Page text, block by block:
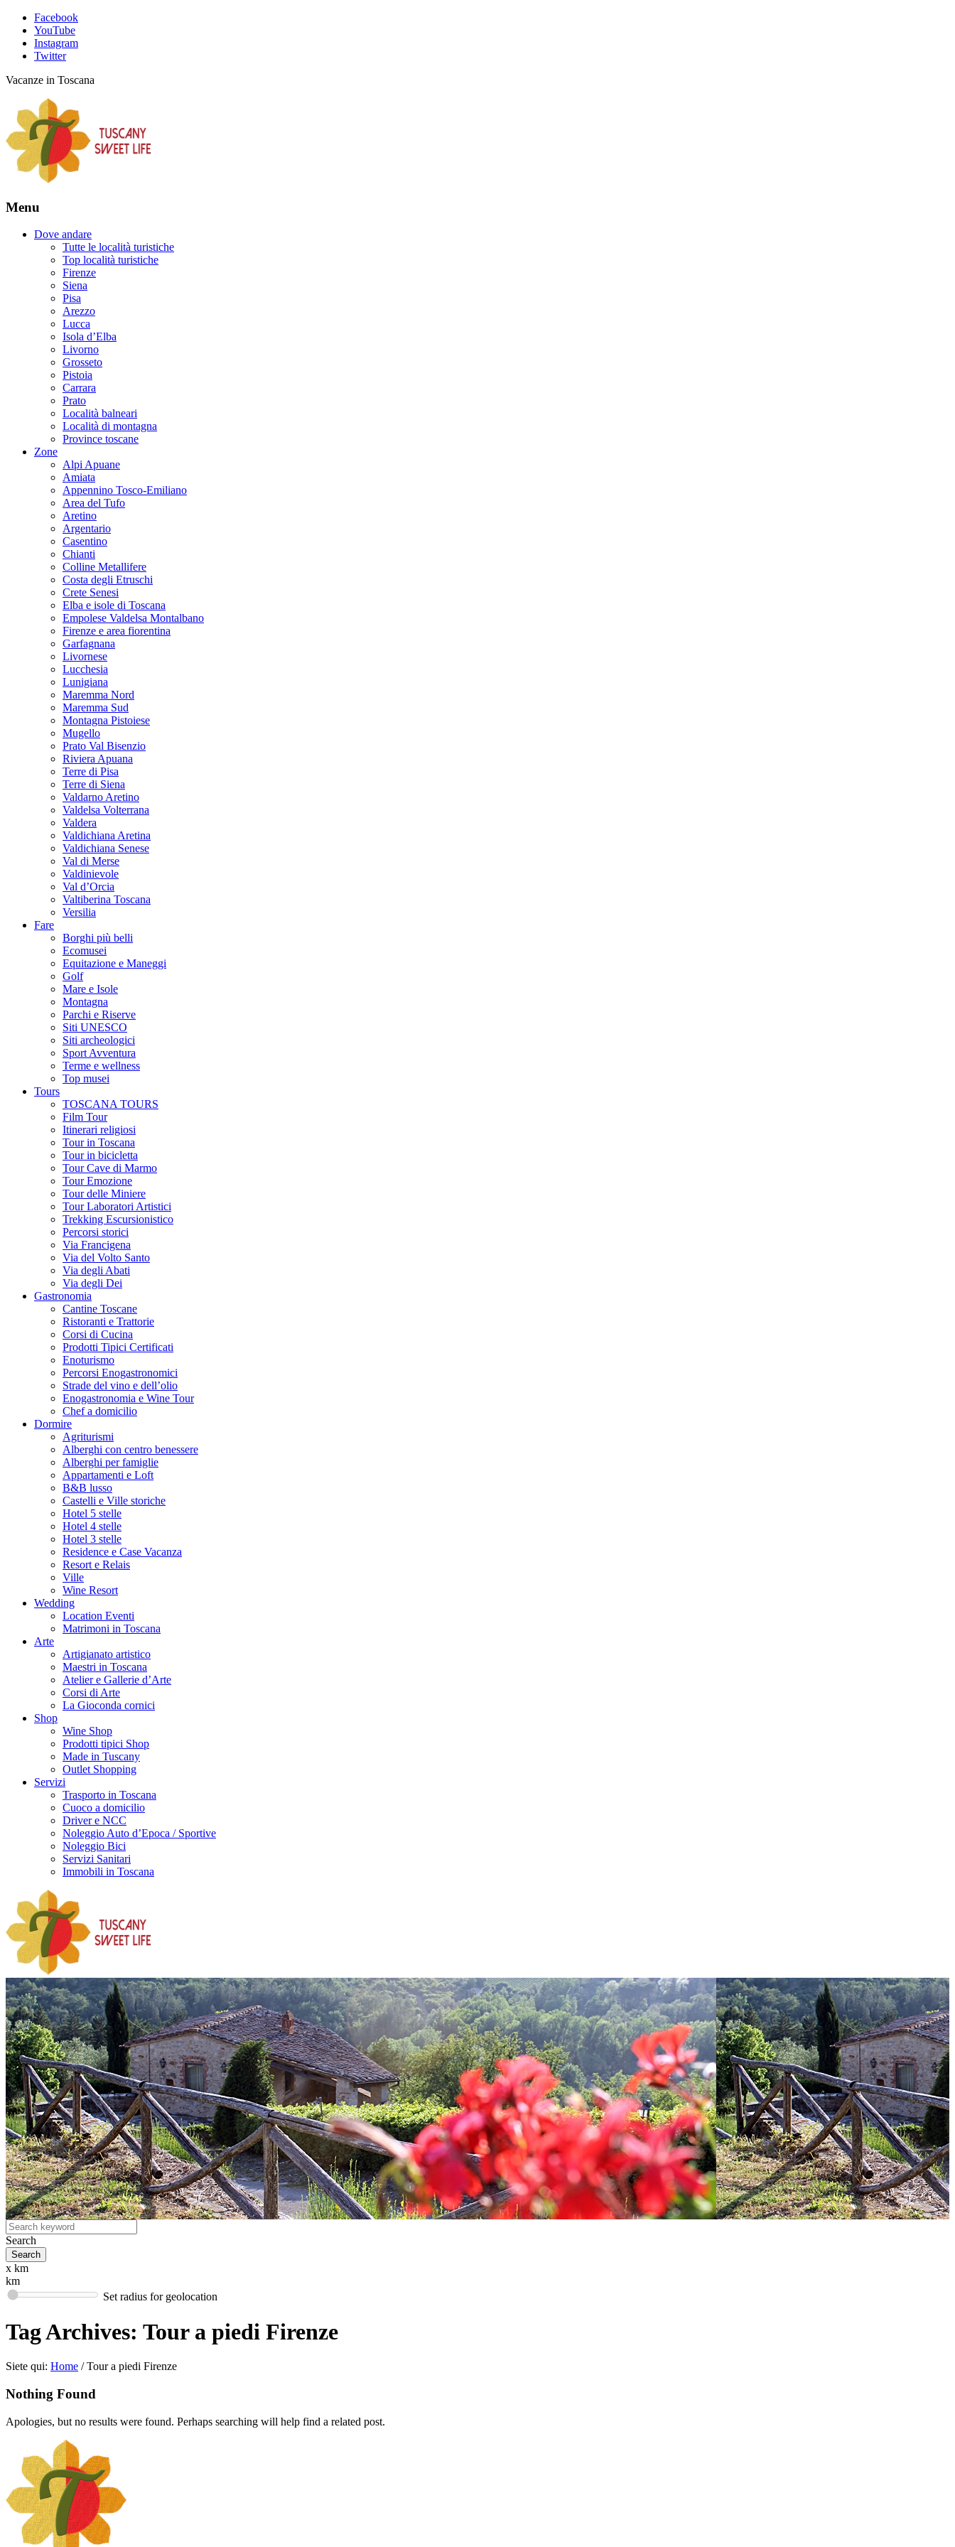
Facebook
YouTube
Instagram
Twitter
Vacanze in Toscana
Menu
Dove andare
Tutte le località turistiche
Top località turistiche
Firenze
Siena
Pisa
Arezzo
Lucca
Isola d’Elba
Livorno
Grosseto
Pistoia
Carrara
Prato
Località balneari
Località di montagna
Province toscane
Zone
Alpi Apuane
Amiata
Appennino Tosco-Emiliano
Area del Tufo
Aretino
Argentario
Casentino
Chianti
Colline Metallifere
Costa degli Etruschi
Crete Senesi
Elba e isole di Toscana
Empolese Valdelsa Montalbano
Firenze e area fiorentina
Garfagnana
Livornese
Lucchesia
Lunigiana
Maremma Nord
Maremma Sud
Montagna Pistoiese
Mugello
Prato Val Bisenzio
Riviera Apuana
Terre di Pisa
Terre di Siena
Valdarno Aretino
Valdelsa Volterrana
Valdera
Valdichiana Aretina
Valdichiana Senese
Val di Merse
Valdinievole
Val d’Orcia
Valtiberina Toscana
Versilia
Fare
Borghi più belli
Ecomusei
Equitazione e Maneggi
Golf
Mare e Isole
Montagna
Parchi e Riserve
Siti UNESCO
Siti archeologici
Sport Avventura
Terme e wellness
Top musei
Tours
TOSCANA TOURS
Film Tour
Itinerari religiosi
Tour in Toscana
Tour in bicicletta
Tour Cave di Marmo
Tour Emozione
Tour delle Miniere
Tour Laboratori Artistici
Trekking Escursionistico
Percorsi storici
Via Francigena
Via del Volto Santo
Via degli Abati
Via degli Dei
Gastronomia
Cantine Toscane
Ristoranti e Trattorie
Corsi di Cucina
Prodotti Tipici Certificati
Enoturismo
Percorsi Enogastronomici
Strade del vino e dell’olio
Enogastronomia e Wine Tour
Chef a domicilio
Dormire
Agriturismi
Alberghi con centro benessere
Alberghi per famiglie
Appartamenti e Loft
B&B lusso
Castelli e Ville storiche
Hotel 5 stelle
Hotel 4 stelle
Hotel 3 stelle
Residence e Case Vacanza
Resort e Relais
Ville
Wine Resort
Wedding
Location Eventi
Matrimoni in Toscana
Arte
Artigianato artistico
Maestri in Toscana
Atelier e Gallerie d’Arte
Corsi di Arte
La Gioconda cornici
Shop
Wine Shop
Prodotti tipici Shop
Made in Tuscany
Outlet Shopping
Servizi
Trasporto in Toscana
Cuoco a domicilio
Driver e NCC
Noleggio Auto d’Epoca / Sportive
Noleggio Bici
Servizi Sanitari
Immobili in Toscana
Search
x km
km
Set radius for geolocation
Tag Archives: Tour a piedi Firenze
Siete qui: Home / Tour a piedi Firenze
Nothing Found
Apologies, but no results were found. Perhaps searching will help find a related post.